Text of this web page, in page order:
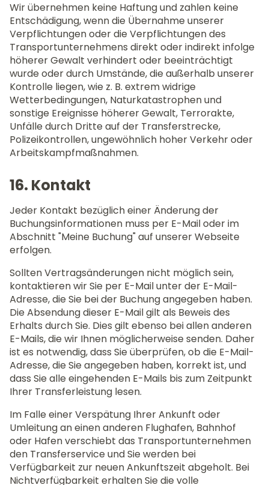
Wir übernehmen keine Haftung und zahlen keine
Entschädigung, wenn die Übernahme unserer
Verpflichtungen oder die Verpflichtungen des
Transportunternehmens direkt oder indirekt infolge
höherer Gewalt verhindert oder beeinträchtigt
wurde oder durch Umstände, die außerhalb unserer
Kontrolle liegen, wie z. B. extrem widrige
Wetterbedingungen, Naturkatastrophen und
sonstige Ereignisse höherer Gewalt, Terrorakte,
Unfälle durch Dritte auf der Transferstrecke,
Polizeikontrollen, ungewöhnlich hoher Verkehr oder
Arbeitskampfmaßnahmen.
16. Kontakt
Jeder Kontakt bezüglich einer Änderung der
Buchungsinformationen muss per E-Mail oder im
Abschnitt "Meine Buchung" auf unserer Webseite
erfolgen.
Sollten Vertragsänderungen nicht möglich sein,
kontaktieren wir Sie per E-Mail unter der E-Mail-
Adresse, die Sie bei der Buchung angegeben haben.
Die Absendung dieser E-Mail gilt als Beweis des
Erhalts durch Sie. Dies gilt ebenso bei allen anderen
E-Mails, die wir Ihnen möglicherweise senden. Daher
ist es notwendig, dass Sie überprüfen, ob die E-Mail-
Adresse, die Sie angegeben haben, korrekt ist, und
dass Sie alle eingehenden E-Mails bis zum Zeitpunkt
Ihrer Transferleistung lesen.
Im Falle einer Verspätung Ihrer Ankunft oder
Umleitung an einen anderen Flughafen, Bahnhof
oder Hafen verschiebt das Transportunternehmen
den Transferservice und Sie werden bei
Verfügbarkeit zur neuen Ankunftszeit abgeholt. Bei
Nichtverfügbarkeit erhalten Sie die volle